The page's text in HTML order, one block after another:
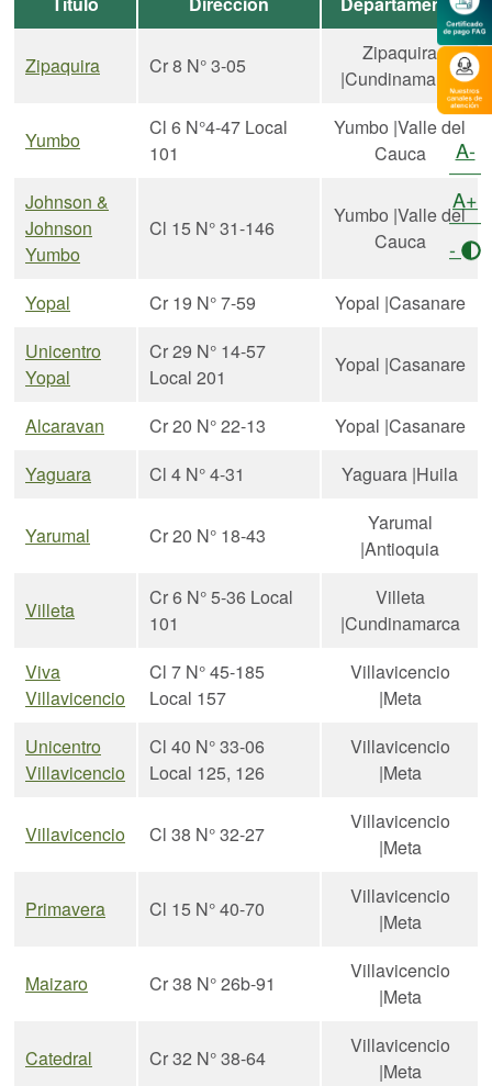
Zipaquira Cr 8 N° 3-05
Zipaquira
|Cundinamarca
Yumbo
Cl 6 N°4-47 Local
101
Yumbo |Valle del
Cauca
Johnson &
Johnson
Yumbo
Cl 15 N° 31-146
Yumbo |Valle del
Cauca
Yopal Cr 19 N° 7-59
Yopal |Casanare
Unicentro
Yopal
Cr 29 N° 14-57
Local 201
Yopal |Casanare
Alcaravan Cr 20 N° 22-13
Yopal |Casanare
Yaguara
Cl 4 N° 4-31 Yaguara |Huila
Yarumal Cr 20 N° 18-43
Yarumal
|Antioquia
Villeta
Cr 6 N° 5-36 Local
101
Villeta
|Cundinamarca
Viva
Villavicencio
Cl 7 N° 45-185
Local 157
Villavicencio
|Meta
Unicentro
Villavicencio
Cl 40 N° 33-06
Local 125, 126
Villavicencio
|Meta
Villavicencio Cl 38 N° 32-27
Villavicencio
|Meta
Primavera Cl 15 N° 40-70
Villavicencio
|Meta
Maizaro Cr 38 N° 26b-91
Villavicencio
|Meta
Catedral Cr 32 N° 38-64
Villavicencio
|Meta
A-
A+
-